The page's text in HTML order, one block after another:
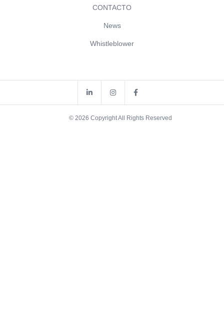
CONTACTO
News
Whistleblower
© 2026 Copyright All Rights Reserved